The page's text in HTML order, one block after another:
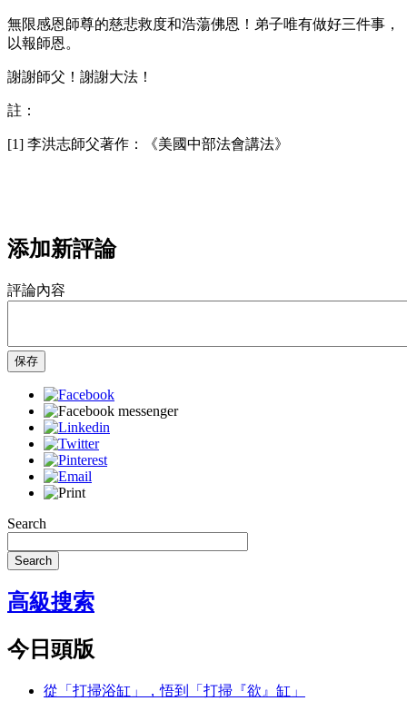
無限感恩師尊的慈悲救度和浩蕩佛恩！弟子唯有做好三件事，
以報師恩。
謝謝師父！謝謝大法！
註：
[1] 李洪志師父著作：《美國中部法會講法》
添加新評論
評論內容
保存
Search
Search
高級搜索
今日頭版
從「打掃浴缸」，悟到「打掃『欲』缸」